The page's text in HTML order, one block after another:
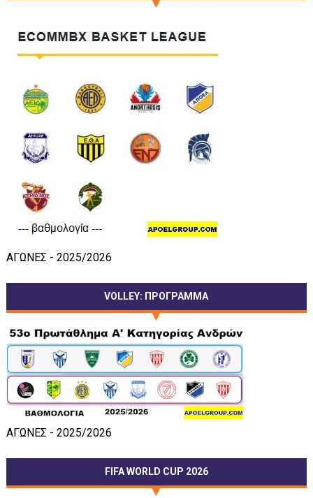
ΑΓΩΝΕΣ - 2025/2026
VOLLEY: ΠΡΟΓΡΑΜΜΑ
ΑΓΩΝΕΣ - 2025/2026
FIFA WORLD CUP 2026